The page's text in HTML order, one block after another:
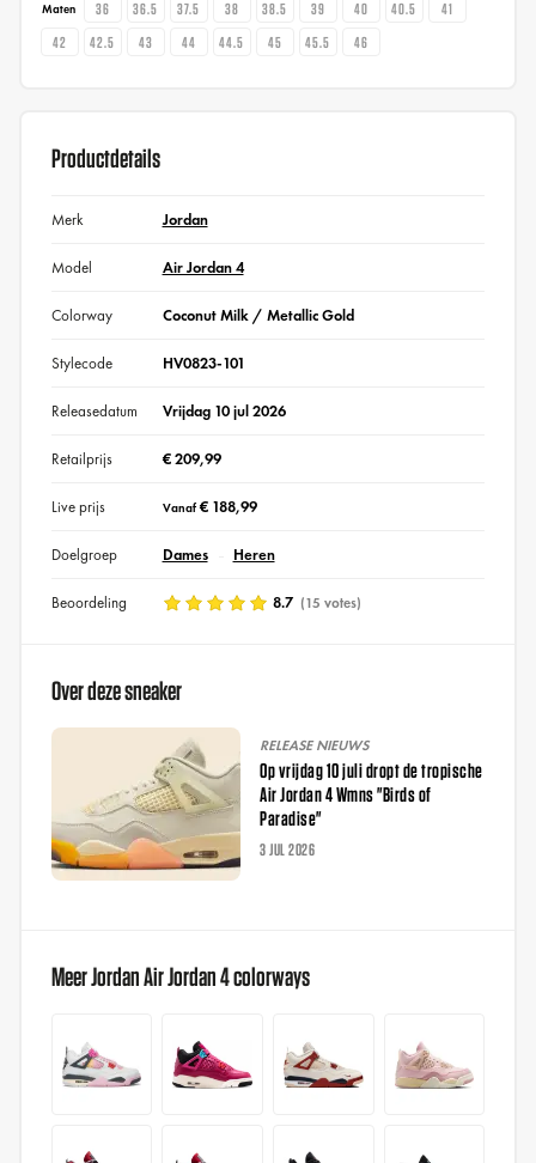
Maten 36 36.5 37.5 38 38.5 39 40 40.5
41
42
42.5 43 44 44.5 45 45.5 46
Productdetails
Merk Jordan
Model Air Jordan 4
Colorway Coconut Milk / Metallic Gold
Stylecode HV0823-101
Releasedatum Vrijdag 10 jul 2026
Retailprijs € 209,99
Live prijs Vanaf€ 188,99
Doelgroep Dames Heren
Beoordeling 8.7 (15 votes)
Over deze sneaker
RELEASE NIEUWS
Op vrijdag 10 juli dropt de tropische
Air Jordan 4 Wmns "Birds of
Paradise"
3 JUL 2026
Meer Jordan Air Jordan 4 colorways